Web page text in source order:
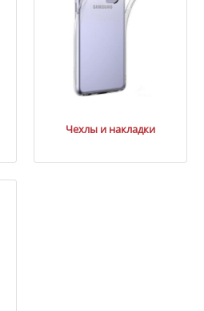
Чехлы и накладки